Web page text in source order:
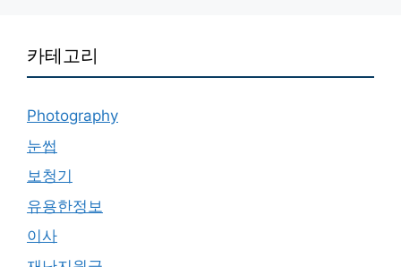
카테고리
Photography
눈썹
보청기
유용한정보
이사